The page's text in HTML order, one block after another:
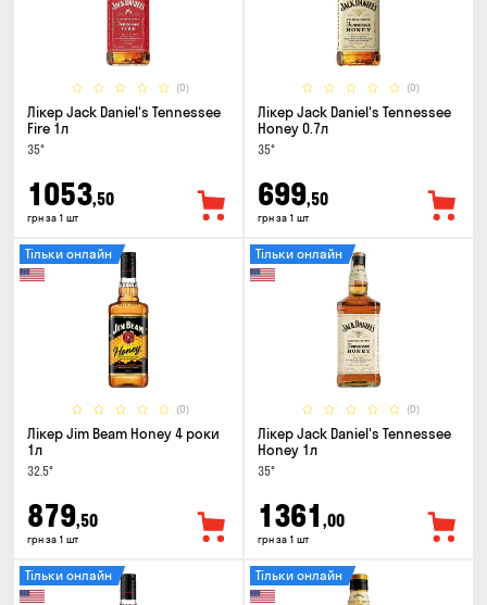
(0)
Лікер Jack Daniel's Tennessee
Fire 1л
35°
1053,50
грн за 1 шт
(0)
Лікер Jack Daniel's Tennessee
Honey 0.7л
35°
699,50
грн за 1 шт
(0)
Тільки онлайн
Лікер Jim Beam Honey 4 роки
1л
32.5°
879,50
грн за 1 шт
(0)
Тільки онлайн
Лікер Jack Daniel's Tennessee
Honey 1л
35°
1361 ,00
грн за 1 шт
Тільки онлайн Тільки онлайн